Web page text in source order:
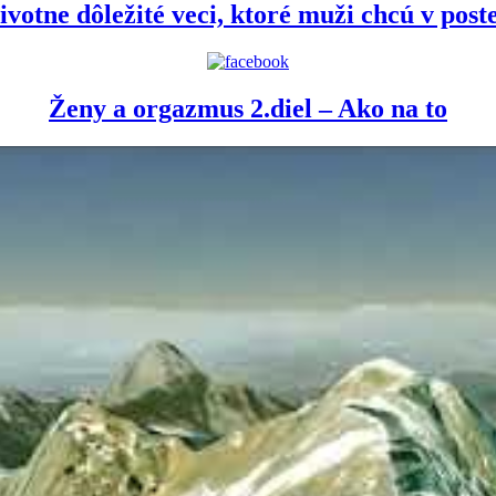
dôležité veci, ktoré muži chcú v
Ženy a orgazmus 2.diel – Ako na to